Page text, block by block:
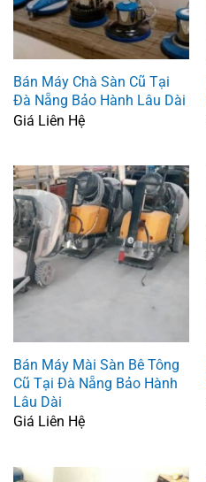
Bán Máy Chà Sàn Cũ Tại
Đà Nẵng Bảo Hành Lâu Dài
Giá Liên Hệ
Bán Máy Mài Sàn Bê Tông
Cũ Tại Đà Nẵng Bảo Hành
Lâu Dài
Giá Liên Hệ